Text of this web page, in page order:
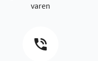
varen